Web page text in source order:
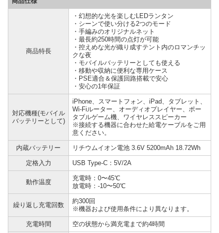
商品特長
・幻想的な光を楽しむLEDランタン
・シーンで使い分ける2つのモード
・手編みのオリジナルネット
・最長約250時間の点灯が可能
・控えめな光が織り成すテント内のロマンチッ
クな夜
・モバイルバッテリーとしても使える
・移動や収納に便利な専用ケース
・PSE適合＆保護回路搭載で安心
・安心の1年保証
対応機種(モバイル
バッテリーとして)
iPhone、スマートフォン、iPad、タブレット、
Wi-Fiルーター、オーディオプレイヤー、ポー
タブルゲーム機、ワイヤレススピーカー
※接続する機器に合わせた給電ケーブルをご用
意ください。
内蔵バッテリー リチウムイオン電池 3.6V 5200mAh 18.72Wh
定格入力 USB Type-C：5V/2A
動作温度
充電時：0〜45℃
放電時：-10〜50℃
繰り返し充電回数
約300回
※機器および使用条件により異なります。
充電時間 空の状態から満充電まで約4時間